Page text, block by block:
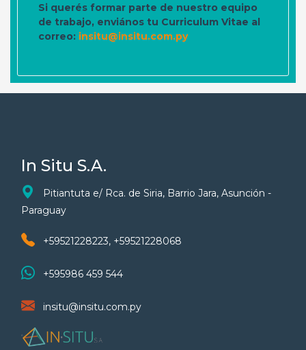
Si querés formar parte de nuestro equipo
de trabajo, enviános tu Curriculum Vitae al
correo: insitu@insitu.com.py
In Situ S.A.
Pitiantuta e/ Rca. de Siria, Barrio Jara, Asunción -
Paraguay
+59521228223, +59521228068
+595986 459 544
insitu@insitu.com.py